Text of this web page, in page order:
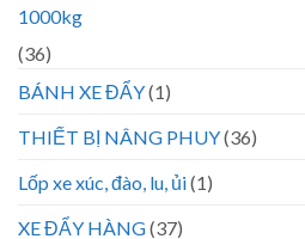
1000kg
(36)
BÁNH XE ĐẨY(1)
THIẾT BỊ NÂNG PHUY(36)
Lốp xe xúc, đào, lu, ủi(1)
XE ĐẨY HÀNG(37)